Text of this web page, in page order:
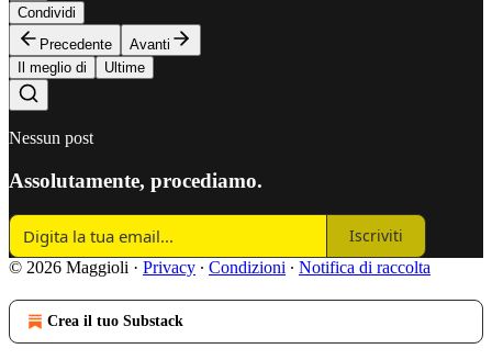
Condividi
Precedente
Avanti
Il meglio di
Ultime
Nessun post
Assolutamente, procediamo.
Iscriviti
© 2026 Maggioli · Privacy ∙ Condizioni ∙ Notifica di raccolta
Crea il tuo Substack